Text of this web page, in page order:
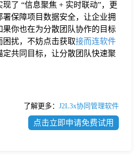
了 “信息聚焦 + 实时联动”，更
署保障项目数据安全，让企业拥
果你也在为分散团队协作的目标
扰，不妨点击获取接而连软件
定共同目标，让分散团队快速聚
了解更多： J2L3x协同管理软件
点击立即申请免费试用